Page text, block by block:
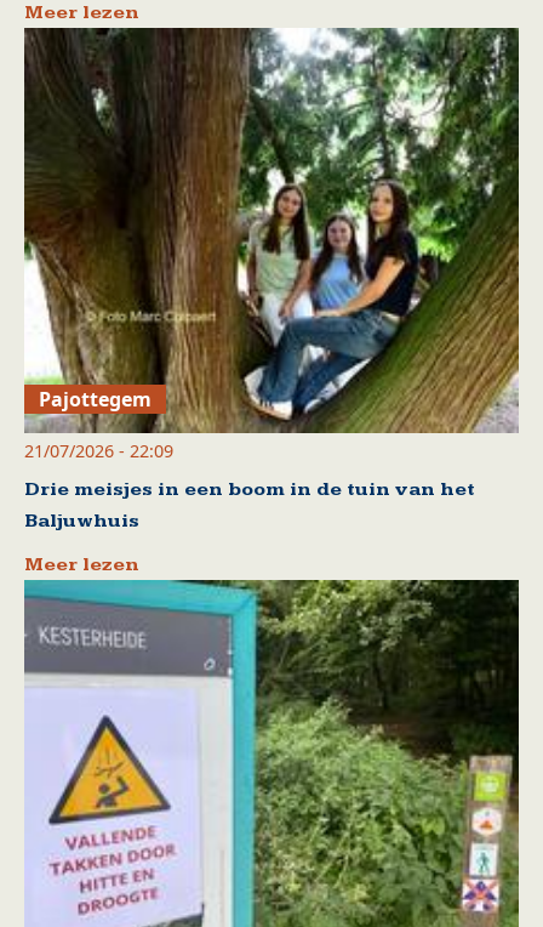
Meer lezen
Pajottegem
21/07/2026 - 22:09
Drie meisjes in een boom in de tuin van het
Baljuwhuis
Meer lezen